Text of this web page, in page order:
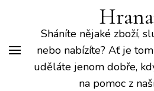
Sháníte nějaké zboží,
nebo nabízíte? Ať je
uděláte jenom dobře,
na pomoc z